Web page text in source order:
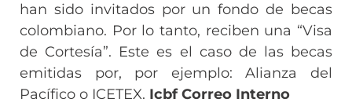
han sido invitados por un fondo de becas
colombiano. Por lo tanto, reciben una “Visa
de Cortesía”. Este es el caso de las becas
emitidas por, por ejemplo: Alianza del
Pacífico o ICETEX. Icbf Correo Interno